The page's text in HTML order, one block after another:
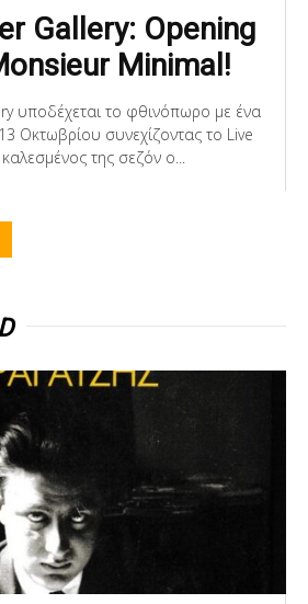
Gallery: Opening
Minimal!
υποδέχεται το φθινόπωρο με ένα
Οκτωβρίου συνεχίζοντας το Live
της σεζόν ο...